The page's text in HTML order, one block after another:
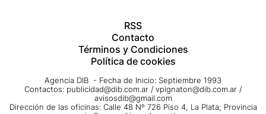
RSS
Contacto
Términos y Condiciones
Política de cookies
Agencia DIB - Fecha de Inicio: Septiembre 1993
Contactos: publicidad@dib.com.ar / vpignaton@dib.com.ar /
avisosdib@gmail.com
Dirección de las oficinas: Calle 48 Nº 726 Piso 4, La Plata; Provincia